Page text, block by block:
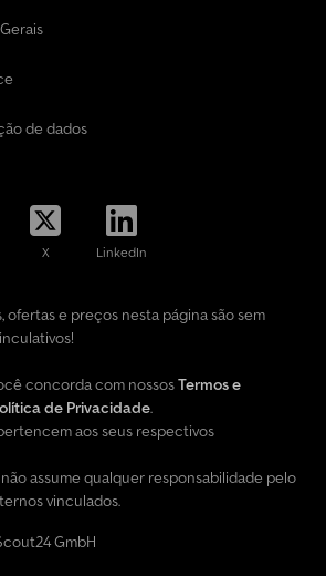
de dados
X LinkedIn
ofertas e preços nesta página são sem
concorda com nossosTermos e
de Privacidade.
aos seus respectivos
assume qualquer responsabilidade pelo
vinculados.
GmbH